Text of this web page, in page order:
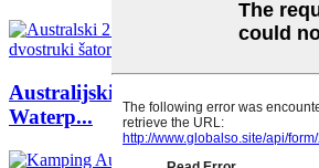
Australijski 2 osobe Aluminium
Waterp...